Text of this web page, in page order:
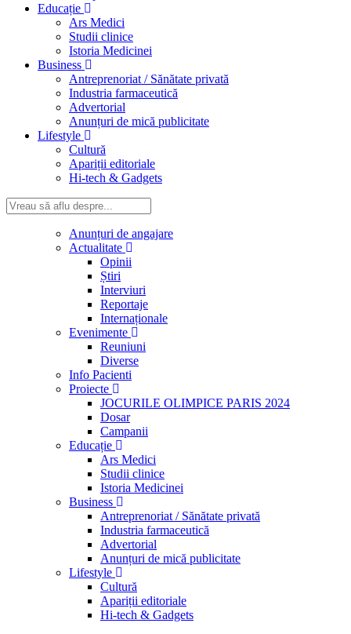
Educație
Ars Medici
Studii clinice
Istoria Medicinei
Business
Antreprenoriat / Sănătate privată
Industria farmaceutică
Advertorial
Anunțuri de mică publicitate
Lifestyle
Cultură
Apariții editoriale
Hi-tech & Gadgets
Anunțuri de angajare
Actualitate
Opinii
Știri
Interviuri
Reportaje
Internaționale
Evenimente
Reuniuni
Diverse
Info Pacienti
Proiecte
JOCURILE OLIMPICE PARIS 2024
Dosar
Campanii
Educație
Ars Medici
Studii clinice
Istoria Medicinei
Business
Antreprenoriat / Sănătate privată
Industria farmaceutică
Advertorial
Anunțuri de mică publicitate
Lifestyle
Cultură
Apariții editoriale
Hi-tech & Gadgets